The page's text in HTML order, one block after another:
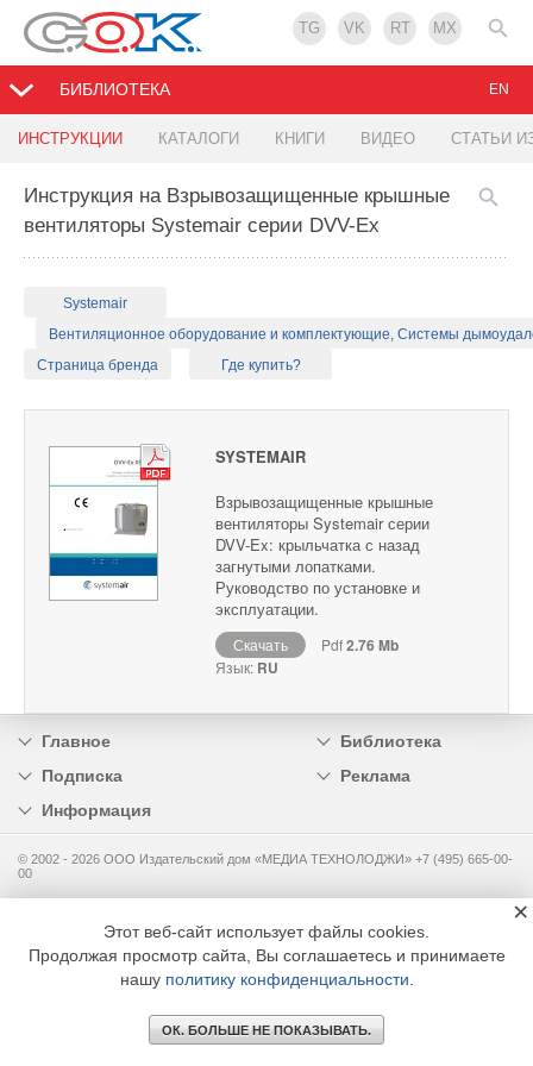
TG VK RT MX
БИБЛИОТЕКА
ИНСТРУКЦИИ КАТАЛОГИ КНИГИ ВИДЕО СТАТЬИ
EN
Инструкция на Взрывозащищенные крышные
вентиляторы Systemair серии DVV-Ex
Systemair
Вентиляционное оборудование и комплектующие, Системы
Страница бренда
Где купить?
SYSTEMAIR
Взрывозащищенные крышные
вентиляторы Systemair серии
DVV-Ex: крыльчатка с назад
загнутыми лопатками.
Руководство по установке и
эксплуатации.
Скачать Pdf2.76 Mb
Язык: RU
Главное
Библиотека
Подписка
Реклама
Информация
© 2002 - 2026 OOO Издательский дом «МЕДИА ТЕХНОЛОДЖИ» +7 (495) 665-00-
00
Этот веб-сайт использует файлы cookies.
Продолжая просмотр сайта, Вы соглашаетесь и принимаете
нашу политику конфиденциальности
ОК. БОЛЬШЕ НЕ ПОКАЗЫВАТЬ.
×